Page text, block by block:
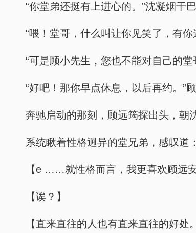
“你堂弟还挺有上进心的。”沈凝烟干
“喂！堂哥，什么叫让你见笑了，有
“可是顾小先生，您也不能对自己的堂
“好吧！那你早点休息，以后再约。”
奔驰启动的那刻，顾远筠探出头，朝
系统瞅着性格迥异的堂兄弟，感叹道
【e ……就性格而言，我更喜欢顾远安
【诶？】
【直来直往的人也有直来直往的好处